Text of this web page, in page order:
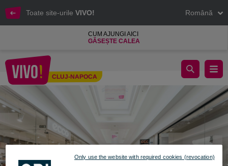
Toate site-urile VIVO! Română
CUM AJUNGI AICI
GĂSEȘTE CALEA
Cluj-Napoca
CLUJ-NAPOCA
ANUNȚ - 28 MARTIE 2021
Only use the website with required cookies (revocation)